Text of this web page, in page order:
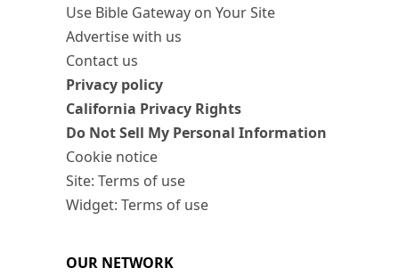
Use Bible Gateway on Your Site
Advertise with us
Contact us
Privacy policy
California Privacy Rights
Do Not Sell My Personal Information
Cookie notice
Site: Terms of use
Widget: Terms of use
OUR NETWORK